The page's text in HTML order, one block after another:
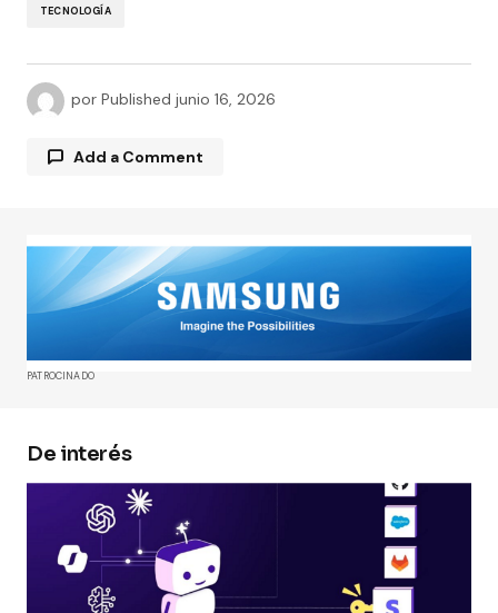
TECNOLOGÍA
por Published junio 16, 2026
Add a Comment
Tu dirección de correo electrónico no será
publicada.Los campos obligatorios están
marcados con*
Comment*
Your Name*
Your E-mail*
PATROCINADO
De interés